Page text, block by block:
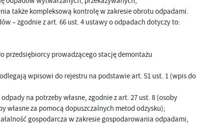
także kompleksową kontrolę w zakresie obrotu odpadami.
– zgodnie z art. 66 ust. 4 ustawy o odpadach dotyczy to:
przedsiębiorcy prowadzącego stację demontażu
wpisowi do rejestru na podstawie art. 51 ust. 1 (wpis do
na potrzeby własne, zgodnie z art. 27 ust. 8 (osoby
za pomocą dopuszczalnych metod odzysku);
gospodarcza w zakresie gospodarowania odpadami,